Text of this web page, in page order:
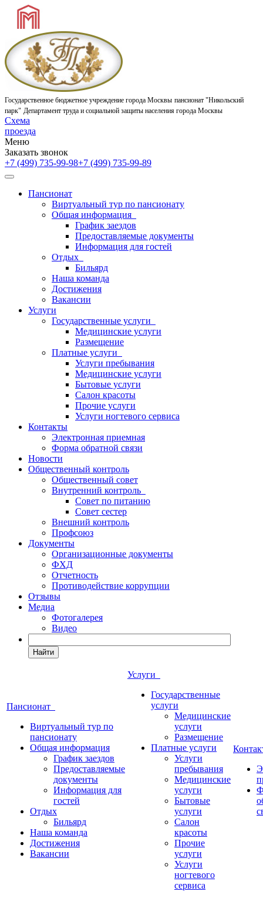
Государственное бюджетное учреждение города Москвы пансионат "Никольский
парк" Департамент труда и социальной защиты населения города Москвы
Схема
проезда
Меню
Заказать звонок
+7 (499) 735-99-98+7 (499) 735-99-89
Пансионат
Виртуальный тур по пансионату
Общая информация
График заездов
Предоставляемые документы
Информация для гостей
Отдых
Бильярд
Наша команда
Достижения
Вакансии
Услуги
Государственные услуги
Медицинские услуги
Размещение
Платные услуги
Услуги пребывания
Медицинские услуги
Бытовые услуги
Салон красоты
Прочие услуги
Услуги ногтевого сервиса
Контакты
Электронная приемная
Форма обратной связи
Новости
Общественный контроль
Общественный совет
Внутренний контроль
Совет по питанию
Совет сестер
Внешний контроль
Профсоюз
Документы
Организационные документы
ФХД
Отчетность
Противодействие коррупции
Отзывы
Медиа
Фотогалерея
Видео
Найти
Пансионат
Виртуальный тур по
пансионату
Общая информация
График заездов
Предоставляемые
документы
Информация для
гостей
Отдых
Бильярд
Наша команда
Достижения
Вакансии
Услуги
Государственные
услуги
Медицинские
услуги
Размещение
Платные услуги
Услуги
пребывания
Медицинские
услуги
Бытовые
услуги
Салон
красоты
Прочие
услуги
Услуги
ногтевого
сервиса